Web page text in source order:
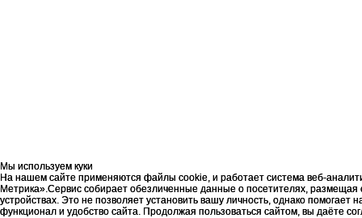
Мы используем куки
На нашем сайте применяются файлы cookie, и работает система веб-
Метрика».Сервис собирает обезличенные данные о посетителях,
устройствах. Это не позволяет установить вашу личность, однако помогает
функционал и удобство сайта. Продолжая пользоваться сайтом, вы даёте
Мы используем куки
На нашем сайте применяются файлы cookie, и работает система веб-
Метрика».Сервис собирает обезличенные данные о посетителях,
устройствах. Это не позволяет установить вашу личность, однако помогает
функционал и удобство сайта. Продолжая пользоваться сайтом, вы даёте